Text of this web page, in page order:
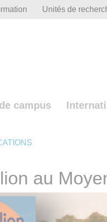
Unités de
campus
au